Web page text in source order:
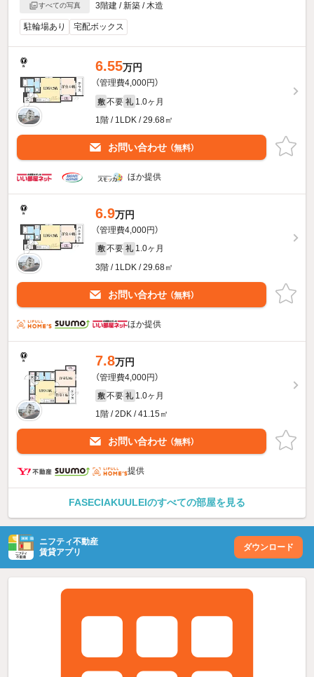
すべての写真
3階建 / 新築 / 木造
駐輪場あり 宅配ボックス
6.55万円
（管理費4,000円）
敷 不要 礼 1.0ヶ月
1階 / 1LDK / 29.68㎡
お問い合わせ （無料）
ほか提供
6.9万円
（管理費4,000円）
敷 不要 礼 1.0ヶ月
3階 / 1LDK / 29.68㎡
お問い合わせ （無料）
ほか提供
7.8万円
（管理費4,000円）
敷 不要 礼 1.0ヶ月
1階 / 2DK / 41.15㎡
お問い合わせ （無料）
提供
FASECIAKUULEIのすべての部屋を見る
ニフティ不動産
賃貸アプリ
ダウンロード